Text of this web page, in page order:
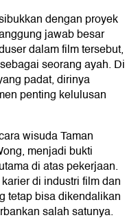
dengan proyek
jawab besar
dalam film tersebut,
seorang ayah. Di
padat, dirinya
penting kelulusan
wisuda Taman
menjadi bukti
di atas pekerjaan.
di industri film dan
tetap bisa dikendalikan
salah satunya.